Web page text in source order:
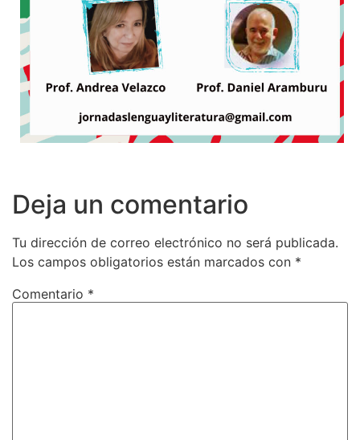
Deja un comentario
Tu dirección de correo electrónico no será publicada.
Los campos obligatorios están marcados con *
Comentario *